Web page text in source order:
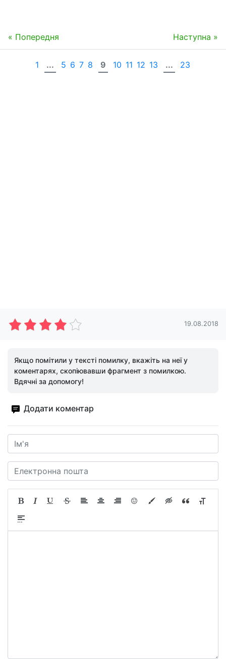
« Попередня Наступна »
1 ... 5 6 7 8 9 10 11 12 13 ... 23
19.08.2018
Якщо помітили у тексті помилку, вкажіть на неї у
коментарях, скопіювавши фрагмент з помилкою.
Вдячні за допомогу!
Додати коментар